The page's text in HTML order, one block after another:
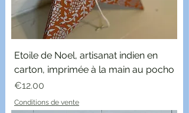
Etoile de Noel, artisanat indien en
carton, imprimée à la main au pocho
Price
€12.00
Conditions de vente